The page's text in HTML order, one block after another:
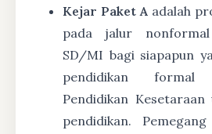
Kejar Paket A adalah
pada jalur
SD/MI bagi siapapun
pendidikan
Pendidikan
pendidikan.